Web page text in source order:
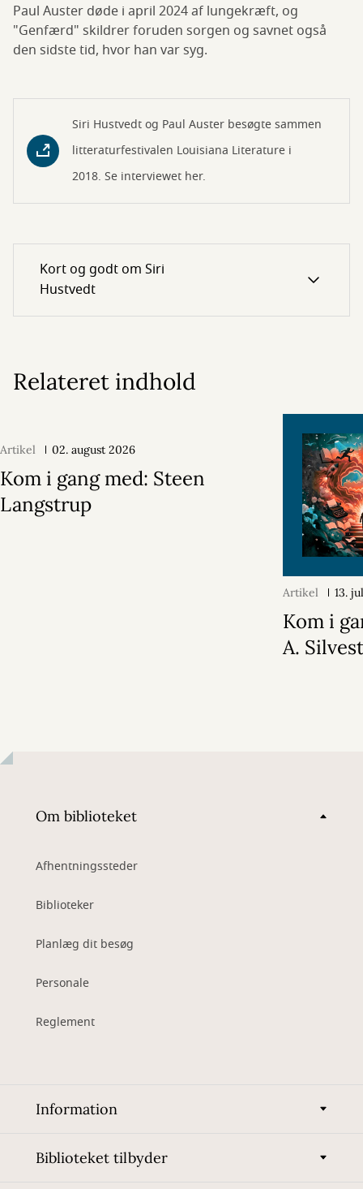
Paul Auster døde i april 2024 af lungekræft, og
"Genfærd" skildrer foruden sorgen og savnet også
den sidste tid, hvor han var syg.
Siri Hustvedt og Paul Auster besøgte sammen
litteraturfestivalen Louisiana Literature i
2018. Se interviewet her.
Kort og godt om Siri
Hustvedt
Relateret indhold
Artikel 02. august 2026
Kom i gang med: Steen
Langstrup
Artikel 13.
Kom i
A.
Om biblioteket
Afhentningssteder
Biblioteker
Planlæg dit besøg
Personale
Reglement
Information
Biblioteket tilbyder